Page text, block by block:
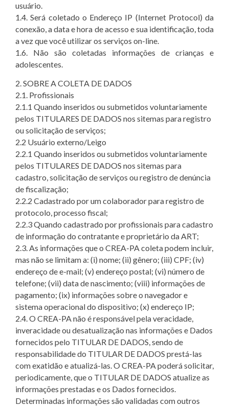
usuário.
1.4. Será coletado o Endereço IP (Internet Protocol) da
conexão, a data e hora de acesso e sua identificação, toda
a vez que você utilizar os serviços on-line.
1.6. Não são coletadas informações de crianças e
adolescentes.
2. SOBRE A COLETA DE DADOS
2.1. Profissionais
2.1.1 Quando inseridos ou submetidos voluntariamente
pelos TITULARES DE DADOS nos sitemas para registro
ou solicitação de serviços;
2.2 Usuário externo/Leigo
2.2.1 Quando inseridos ou submetidos voluntariamente
pelos TITULARES DE DADOS nos sitemas para
cadastro, solicitação de serviços ou registro de denúncia
de fiscalização;
2.2.2 Cadastrado por um colaborador para registro de
protocolo, processo fiscal;
2.2.3 Quando cadastrado por profissionais para cadastro
de informação do contratante e proprietário da ART;
2.3. As informações que o CREA-PA coleta podem incluir,
mas não se limitam a: (i) nome; (ii) gênero; (iii) CPF; (iv)
endereço de e-mail; (v) endereço postal; (vi) número de
telefone; (vii) data de nascimento; (viii) informações de
pagamento; (ix) informações sobre o navegador e
sistema operacional do dispositivo; (x) endereço IP;
2.4. O CREA-PA não é responsável pela veracidade,
inveracidade ou desatualização nas informações e Dados
fornecidos pelo TITULAR DE DADOS, sendo de
responsabilidade do TITULAR DE DADOS prestá-las
com exatidão e atualizá-las. O CREA-PA poderá solicitar,
periodicamente, que o TITULAR DE DADOS atualize as
informações prestadas e os Dados fornecidos.
Determinadas informações são validadas com outros